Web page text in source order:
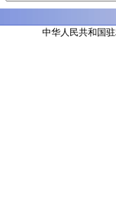
中华人民共和国